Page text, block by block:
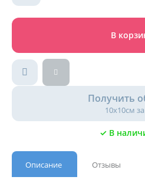
В
Получить
10х10см
✓ В
Описание
Отзывы